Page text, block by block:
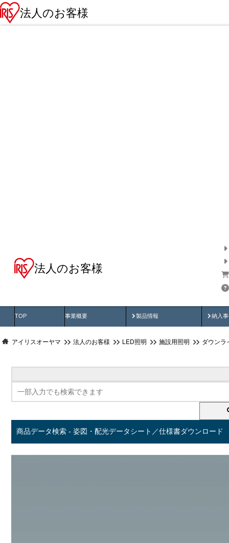
法人のお客様
法人のお客様
TOP 事業概要 製品情報
製品動画 納入
納
アイリスオーヤマ 法人のお客様 LED照明 施設用照明 ダウンラ
商品データ検索 - 姿図・配光データシート／仕様書ダウンロード